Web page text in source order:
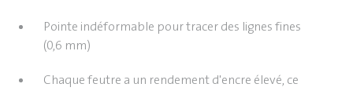
Pointe indéformable pour tracer des lignes fines
(0,6 mm)
Chaque feutre a un rendement d'encre élevé, ce